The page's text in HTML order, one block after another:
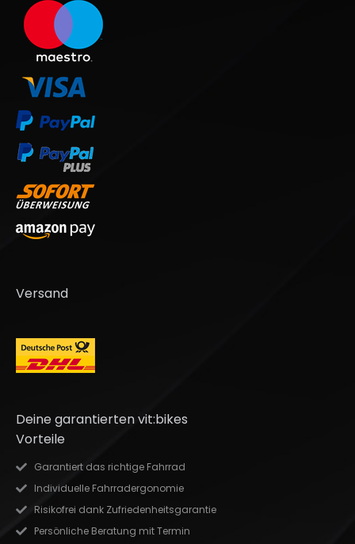
Versand
Deine garantierten vit:bikes
Vorteile
Garantiert das richtige Fahrrad
Individuelle Fahrradergonomie
Risikofrei dank Zufriedenheitsgarantie
Persönliche Beratung mit Termin